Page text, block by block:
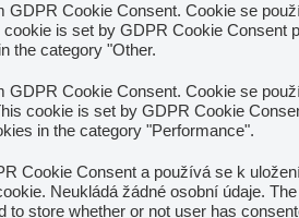
GDPR Cookie Consent. Cookie se
is set by GDPR Cookie Consent
the category "Other.
GDPR Cookie Consent. Cookie se
cookie is set by GDPR Cookie
in the category "Performance".
Cookie Consent a používá se k
Neukládá žádné osobní údaje.
store whether or not user has